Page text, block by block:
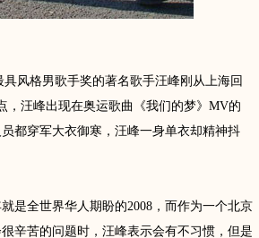
风格男歌手奖的著名歌手汪峰刚从上海回
，汪峰出现在奥运歌曲《我们的梦》MV的
都穿军大衣御寒，汪峰一身单衣却精神抖
全世界华人期盼的2008，而作为一个北京
辛苦的问题时，汪峰表示会有不习惯，但是